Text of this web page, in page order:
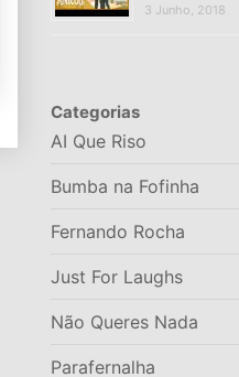
3 Junho, 2018
Categorias
AI Que Riso
Bumba na Fofinha
Fernando Rocha
Just For Laughs
Não Queres Nada
Parafernalha